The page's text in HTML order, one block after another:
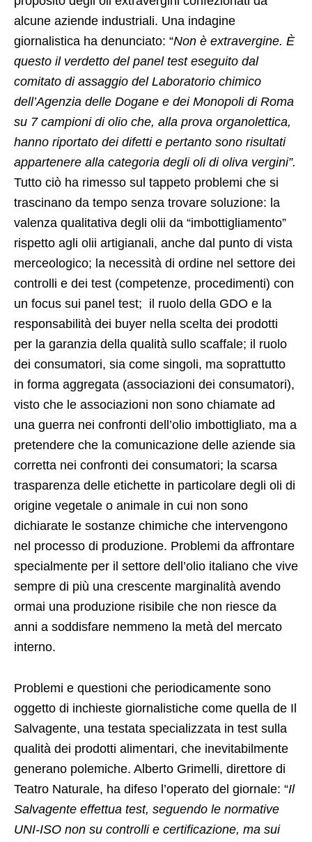
alcune aziende industriali. Una indagine
giornalistica ha denunciato: “Non è extravergine. È
questo il verdetto del panel test eseguito dal
comitato di assaggio del Laboratorio chimico
dell’Agenzia delle Dogane e dei Monopoli di Roma
su 7 campioni di olio che, alla prova organolettica,
hanno riportato dei difetti e pertanto sono risultati
appartenere alla categoria degli oli di oliva vergini”.
Tutto ciò ha rimesso sul tappeto problemi che si
trascinano da tempo senza trovare soluzione: la
valenza qualitativa degli olii da “imbottigliamento”
rispetto agli olii artigianali, anche dal punto di vista
merceologico; la necessità di ordine nel settore dei
controlli e dei test (competenze, procedimenti) con
un focus sui panel test; il ruolo della GDO e la
responsabilità dei buyer nella scelta dei prodotti
per la garanzia della qualità sullo scaffale; il ruolo
dei consumatori, sia come singoli, ma soprattutto
in forma aggregata (associazioni dei consumatori),
visto che le associazioni non sono chiamate ad
una guerra nei confronti dell’olio imbottigliato, ma a
pretendere che la comunicazione delle aziende sia
corretta nei confronti dei consumatori; la scarsa
trasparenza delle etichette in particolare degli oli di
origine vegetale o animale in cui non sono
dichiarate le sostanze chimiche che intervengono
nel processo di produzione. Problemi da affrontare
specialmente per il settore dell’olio italiano che vive
sempre di più una crescente marginalità avendo
ormai una produzione risibile che non riesce da
anni a soddisfare nemmeno la metà del mercato
interno.
Problemi e questioni che periodicamente sono
oggetto di inchieste giornalistiche come quella de Il
Salvagente, una testata specializzata in test sulla
qualità dei prodotti alimentari, che inevitabilmente
generano polemiche. Alberto Grimelli, direttore di
Teatro Naturale, ha difeso l’operato del giornale: “Il
Salvagente effettua test, seguendo le normative
UNI-ISO non su controlli e certificazione, ma sui